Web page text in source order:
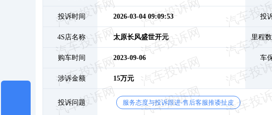
投诉时间 2026-03-04 09:09:53 投
4S店名称 太原长风盛世开元 里程
购车时间 2023-09-06 车
涉诉金额 15万元
投诉问题 服务态度与投诉跟进-售后客服推诿扯皮